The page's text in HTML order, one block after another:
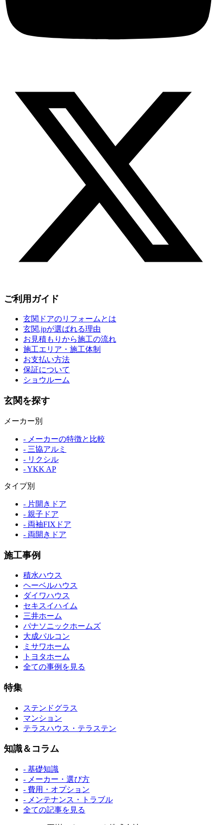
ご利用ガイド
玄関ドアのリフォームとは
玄関.jpが選ばれる理由
お見積もりから施工の流れ
施工エリア・施工体制
お支払い方法
保証について
ショウルーム
玄関を探す
メーカー別
- メーカーの特徴と比較
- 三協アルミ
- リクシル
- YKK AP
タイプ別
- 片開きドア
- 親子ドア
- 両袖FIXドア
- 両開きドア
施工事例
積水ハウス
ヘーベルハウス
ダイワハウス
セキスイハイム
三井ホーム
パナソニックホームズ
大成パルコン
ミサワホーム
トヨタホーム
全ての事例を見る
特集
ステンドグラス
マンション
テラスハウス・テラステン
知識＆コラム
- 基礎知識
- メーカー・選び方
- 費用・オプション
- メンテナンス・トラブル
全ての記事を見る